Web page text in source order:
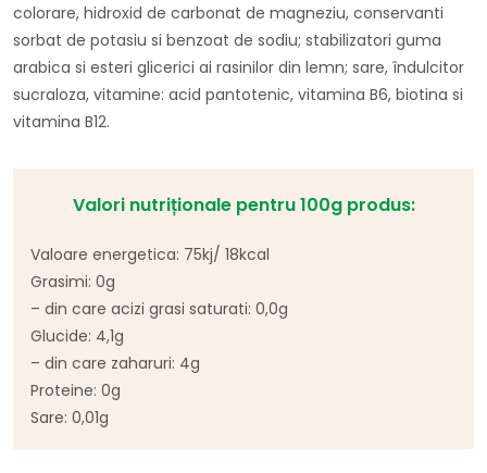
colorare, hidroxid de carbonat de magneziu, conservanti
sorbat de potasiu si benzoat de sodiu; stabilizatori guma
arabica si esteri glicerici ai rasinilor din lemn; sare, îndulcitor
sucraloza, vitamine: acid pantotenic, vitamina B6, biotina si
vitamina B12.
Valori nutriționale pentru 100g produs:
Valoare energetica: 75kj/ 18kcal
Grasimi: 0g
– din care acizi grasi saturati: 0,0g
Glucide: 4,1g
– din care zaharuri: 4g
Proteine: 0g
Sare: 0,01g